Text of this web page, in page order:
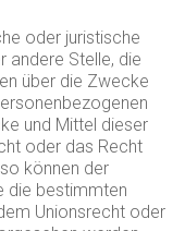
oder juristische
andere Stelle, die
über die Zwecke
und Mittel dieser
oder das Recht
können der
die bestimmten
Unionsrecht oder